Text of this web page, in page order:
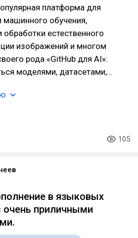
платформа для
обучения,
естественного
изображений и многом
рода «GitHub для AI»:
моделями, датасетами,…
105
в языковых
очень приличными